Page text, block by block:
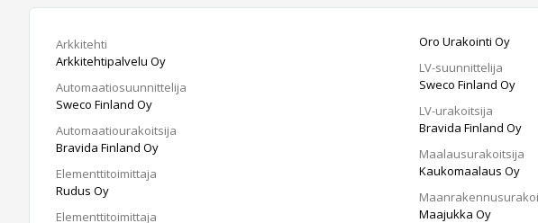
Arkkitehti
Arkkitehtipalvelu Oy
Automaatiosuunnittelija
Sweco Finland Oy
Automaatiourakoitsija
Bravida Finland Oy
Elementtitoimittaja
Rudus Oy
Elementtitoimittaja
Oro Urakointi Oy
LV-suunnittelija
Sweco Finland Oy
LV-urakoitsija
Bravida Finland Oy
Maalausurakoitsija
Kaukomaalaus Oy
Maajukka Oy